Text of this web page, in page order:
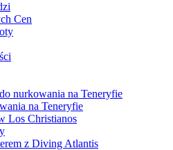
Cen
nurkowania na Teneryfie
na Teneryfie
Los Christianos
z Diving Atlantis